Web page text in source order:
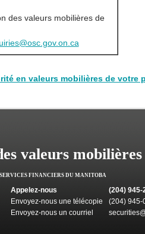
des valeurs mobilières de
en valeurs mobilières de votre
valeurs
FINANCIERS DU MANITOBA
Appelez-nous
(204) 945-
Envoyez-nous une télécopie
(204) 945-
Envoyez-nous un courriel